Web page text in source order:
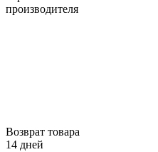
производителя
Возврат товара
14 дней